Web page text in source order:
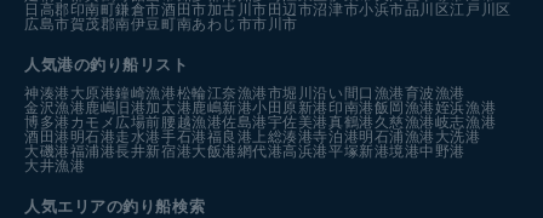
日高郡印南町鎌倉市酒田市加古川市 田辺市沼津市小浜市品川区江戸川区
広島市賀茂郡南伊豆町南あわじ市市川市
人気港の釣り船リスト
神湊港 大原港鐘崎漁港松輪江奈漁港市堀川沿い 間口漁港育波漁港
金沢漁港鹿嶋旧港加太港鹿嶋新港小田原新港 印南港飯岡漁港姪浜漁港
博多港カモメ広場前 腰越漁港佐島港宇佐美港真鶴港 久慈漁港岐志漁港
酒田港 明石港走水港手石港福良港 上総湊港寺泊港明石浦漁港 大洗港
大磯港福浦港長井新宿港大飯港網代港高浜港平塚新港境港中野港
大井漁港
人気エリアの釣り船検索